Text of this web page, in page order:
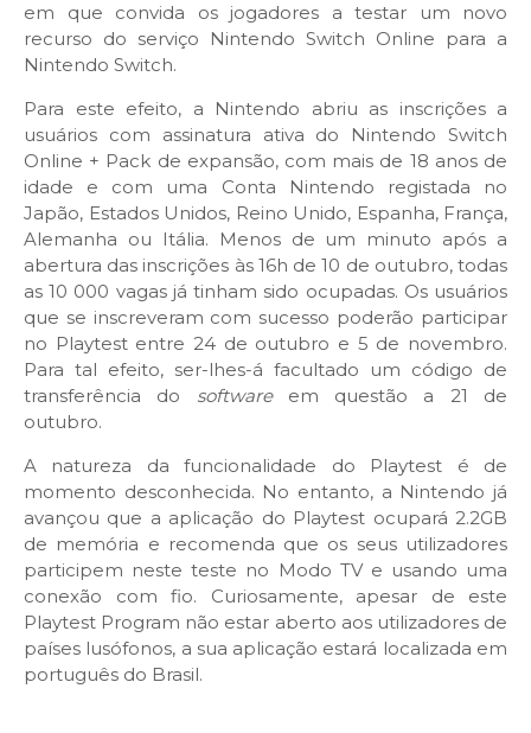
em que convida os jogadores a testar um novo
recurso do serviço Nintendo Switch Online para a
Nintendo Switch.
Para este efeito, a Nintendo abriu as inscrições a
usuários com assinatura ativa do Nintendo Switch
Online + Pack de expansão, com mais de 18 anos de
idade e com uma Conta Nintendo registada no
Japão, Estados Unidos, Reino Unido, Espanha, França,
Alemanha ou Itália. Menos de um minuto após a
abertura das inscrições às 16h de 10 de outubro, todas
as 10 000 vagas já tinham sido ocupadas. Os usuários
que se inscreveram com sucesso poderão participar
no Playtest entre 24 de outubro e 5 de novembro.
Para tal efeito, ser-lhes-á facultado um código de
transferência do software em questão a 21 de
outubro.
A natureza da funcionalidade do Playtest é de
momento desconhecida. No entanto, a Nintendo já
avançou que a aplicação do Playtest ocupará 2.2GB
de memória e recomenda que os seus utilizadores
participem neste teste no Modo TV e usando uma
conexão com fio. Curiosamente, apesar de este
Playtest Program não estar aberto aos utilizadores de
países lusófonos, a sua aplicação estará localizada em
português do Brasil.